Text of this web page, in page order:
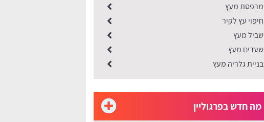
מרפסת מעץ
חיפוי עץ לקיר
שביל מעץ
שערים מעץ
בניית גלריה מעץ
מה חדש בפרגוליין